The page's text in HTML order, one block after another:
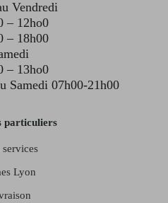
Vendredi
– 12ho0
– 18h00
– 13ho0
Samedi 07h00-21h00
particuliers
services
Lyon